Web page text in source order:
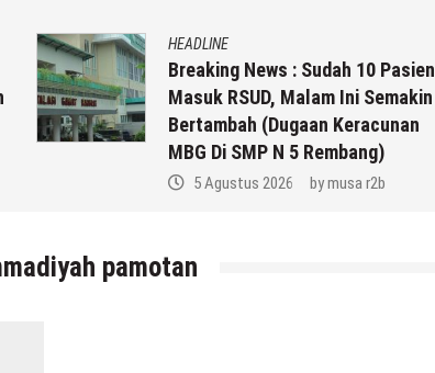
HEADLINE
Breaking News : Sudah 10 Pasien
Masuk RSUD, Malam Ini Semakin
Bertambah (Dugaan Keracunan
MBG Di SMP N 5 Rembang)
5 Agustus 2026 bymusa r2b
pamotan